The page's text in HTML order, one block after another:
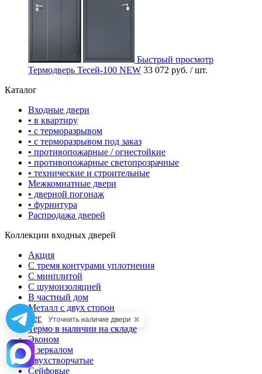
Быстрый просмотр
Термодверь Тесей-100 NEW 33 072 руб. / шт.
Каталог
Входные двери
• в квартиру
• с терморазрывом
• с терморазрывом под заказ
• противопожарные / огнестойкие
• противопожарные светопрозрачные
• технические и строительные
Межкомнатные двери
• дверной погонаж
• фурнитура
Распродажа дверей
Коллекции входных дверей
Акция
С тремя контурами уплотнения
С минплитой
С шумоизоляцией
В частный дом
Металл с двух сторон
Термодвери
Термо в наличии на складе
Эконом
С зеркалом
Двухстворчатые
Сейфовые
Уточнить наличие двери ✖